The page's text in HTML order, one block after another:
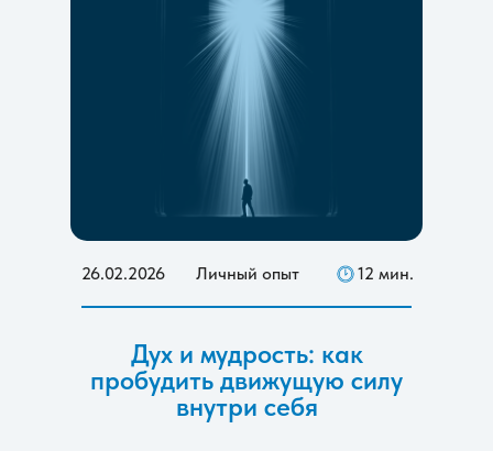
Дух и мудрость: как
пробудить движущую силу
внутри себя
12 мин.
Личный опыт
26.02.2026